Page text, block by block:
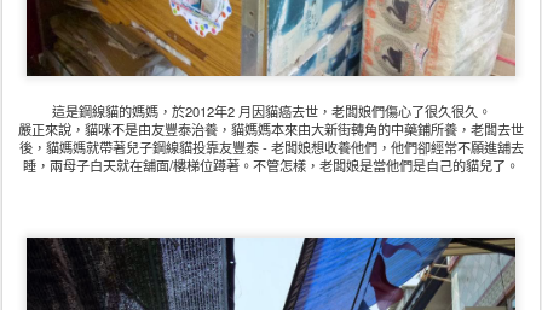
這是鋼線貓的媽媽，於2012年2 月因貓癌去世，老闆娘們傷心了很久很久。
嚴正來說，貓咪不是由友豐泰治養，貓媽媽本來由大新街轉角的中藥鋪所養，老闆去世
後，貓媽媽就帶著兒子鋼線貓投靠友豐泰 - 老闆娘想收養他們，他們卻經常不願進舖去
睡，兩母子白天就在舖面/樓梯位蹲著。不管怎樣，老闆娘是當他們是自己的貓兒了。